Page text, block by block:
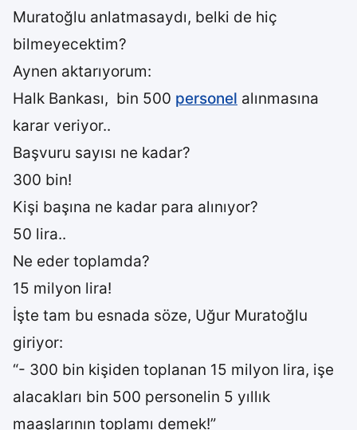
Muratoğlu anlatmasaydı, belki de hiç
bilmeyecektim?
Aynen aktarıyorum:
Halk Bankası, bin 500 personel alınmasına
karar veriyor..
Başvuru sayısı ne kadar?
300 bin!
Kişi başına ne kadar para alınıyor?
50 lira..
Ne eder toplamda?
15 milyon lira!
İşte tam bu esnada söze, Uğur Muratoğlu
giriyor:
“- 300 bin kişiden toplanan 15 milyon lira, işe
alacakları bin 500 personelin 5 yıllık
maaşlarının toplamı demek!”